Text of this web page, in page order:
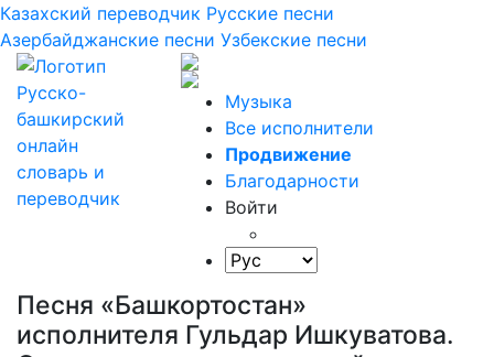
Казахский переводчик Русские песни
Азербайджанские песни Узбекские песни
Музыка
Все исполнители
Продвижение
Благодарности
Войти
Песня «Башкортостан»
исполнителя Гульдар Ишкуватова.